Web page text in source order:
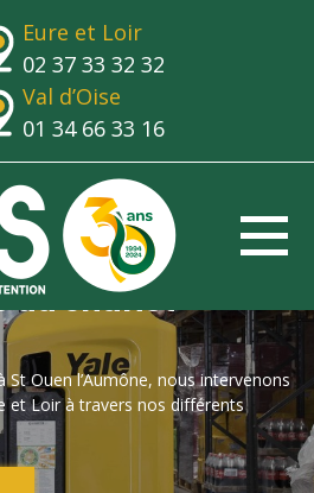
Eure et Loir
02 37 33 32 32
Val d’Oise
01 34 66 33 16
du chariot
St Ouen l’Aumône, nous intervenons
et Loir à travers nos différents